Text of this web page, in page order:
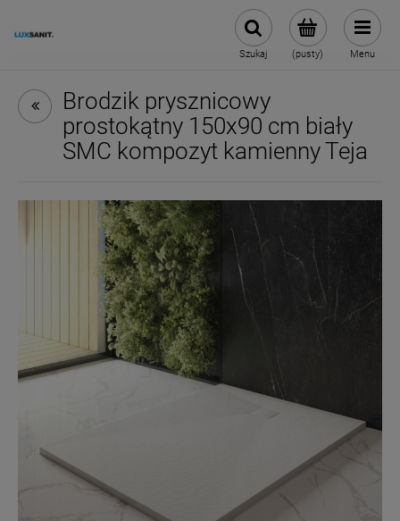
(pusty)
Szukaj Menu
Brodzik prysznicowy
prostokątny 150x90 cm biały
SMC kompozyt kamienny Teja